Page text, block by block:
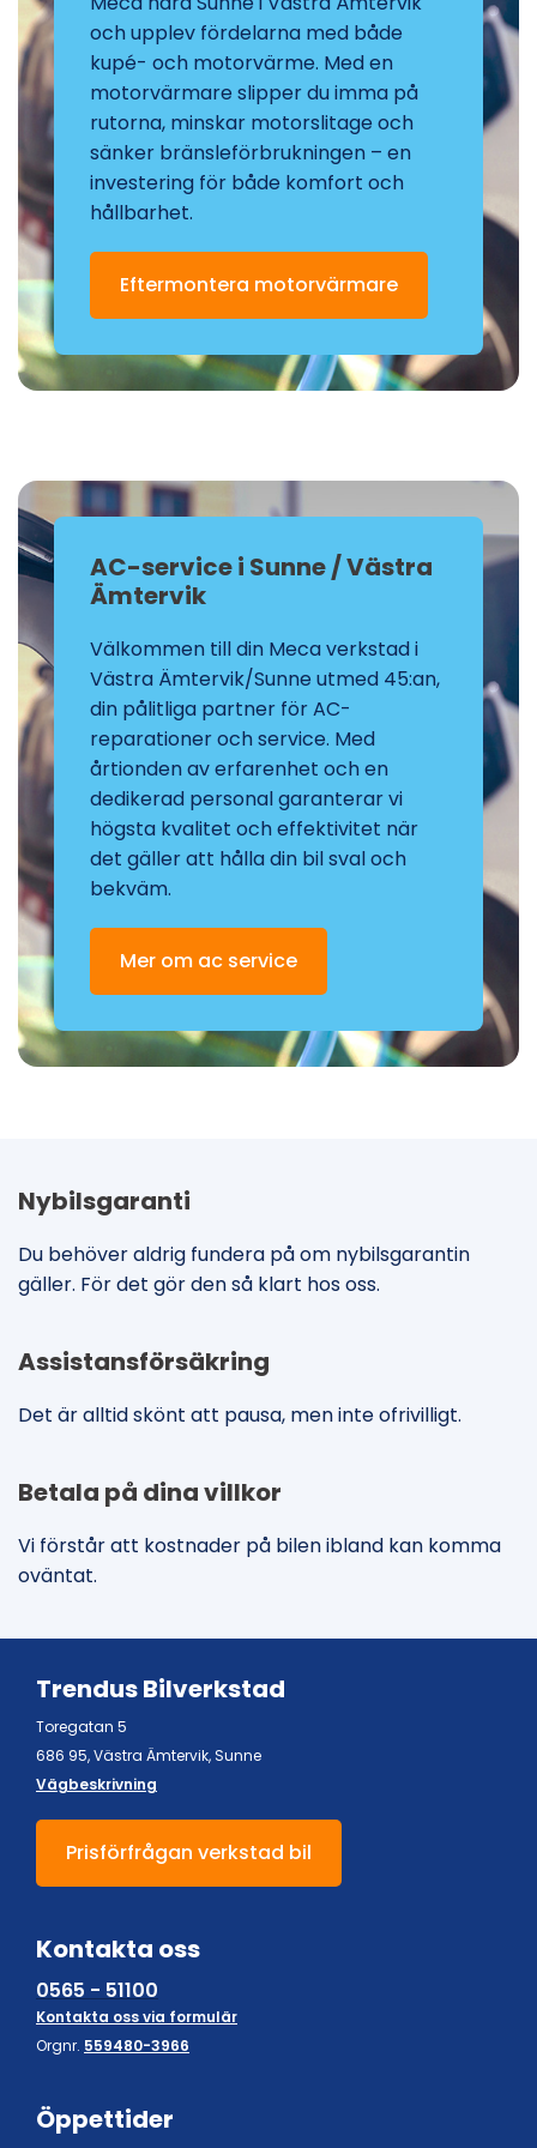
och upplev fördelarna med både
kupé- och motorvärme. Med en
motorvärmare slipper du imma på
rutorna, minskar motorslitage och
sänker bränsleförbrukningen – en
investering för både komfort och
hållbarhet.
Eftermontera motorvärmare
AC-service i Sunne / Västra
Ämtervik
Välkommen till din Meca verkstad i
Västra Ämtervik/Sunne utmed 45:an,
din pålitliga partner för AC-
reparationer och service. Med
årtionden av erfarenhet och en
dedikerad personal garanterar vi
högsta kvalitet och effektivitet när
det gäller att hålla din bil sval och
bekväm.
Mer om ac service
Nybilsgaranti
Du behöver aldrig fundera på om nybilsgarantin
gäller. För det gör den så klart hos oss.
Assistansförsäkring
Det är alltid skönt att pausa, men inte ofrivilligt.
Betala på dina villkor
Vi förstår att kostnader på bilen ibland kan komma
oväntat.
Trendus Bilverkstad
Toregatan 5
686 95, Västra Ämtervik, Sunne
Vägbeskrivning
Prisförfrågan verkstad bil
Kontakta oss
0565 - 51100
Kontakta oss via formulär
Orgnr. 559480-3966
Öppettider